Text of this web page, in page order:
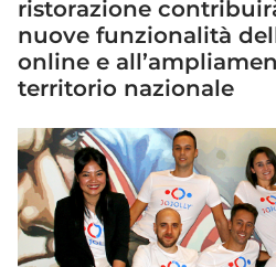
ristorazione
nuove funzionalità
online e
territorio nazionale